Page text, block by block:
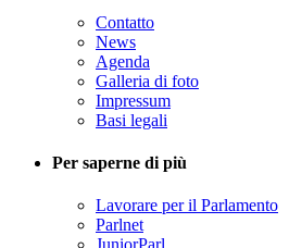
Contatto
News
Agenda
Galleria di foto
Impressum
Basi legali
Per saperne di più
Lavorare per il Parlamento
Parlnet